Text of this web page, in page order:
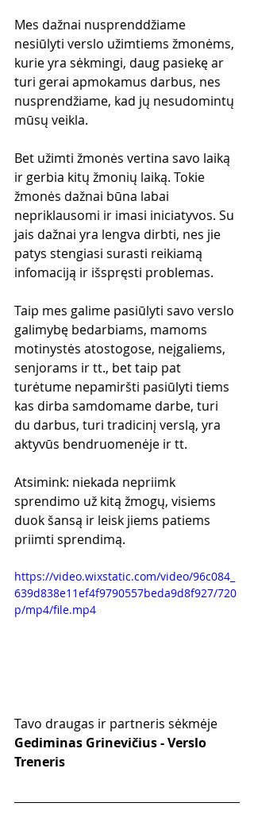
Mes dažnai nusprenddžiame
nesiūlyti verslo užimtiems žmonėms,
kurie yra sėkmingi, daug pasiekę ar
turi gerai apmokamus darbus, nes
nusprendžiame, kad jų nesudomintų
mūsų veikla.
Bet užimti žmonės vertina savo laiką
ir gerbia kitų žmonių laiką. Tokie
žmonės dažnai būna labai
nepriklausomi ir imasi iniciatyvos. Su
jais dažnai yra lengva dirbti, nes jie
patys stengiasi surasti reikiamą
infomaciją ir išspręsti problemas.
Taip mes galime pasiūlyti savo verslo
galimybę bedarbiams, mamoms
motinystės atostogose, neįgaliems,
senjorams ir tt., bet taip pat
turėtume nepamiršti pasiūlyti tiems
kas dirba samdomame darbe, turi
du darbus, turi tradicinį verslą, yra
aktyvūs bendruomenėje ir tt.
Atsimink: niekada nepriimk
sprendimo už kitą žmogų, visiems
duok šansą ir leisk jiems patiems
priimti sprendimą.
https://video.wixstatic.com/video/96c084_
639d838e11ef4f9790557beda9d8f927/720
p/mp4/file.mp4
Tavo draugas ir partneris sėkmėje
Gediminas Grinevičius - Verslo
Treneris